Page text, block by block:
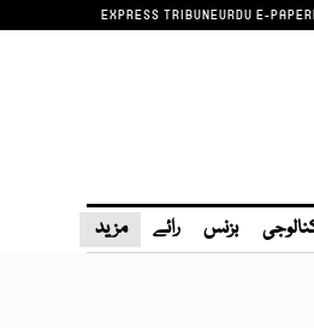
EXPRESS TRIBUNEURDU E-PAPER
بزنس رائے مزید